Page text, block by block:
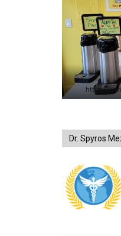
https://
Dr. Spyros